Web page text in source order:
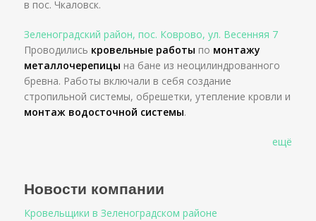
в пос. Чкаловск.
Зеленоградский район, пос. Коврово, ул. Весенняя 7
Проводились кровельные работы по монтажу
металлочерепицы на бане из неоцилиндрованного
бревна. Работы включали в себя создание
стропильной системы, обрешетки, утепление кровли и
монтаж водосточной системы.
ещё
Новости компании
Кровельщики в Зеленоградском районе